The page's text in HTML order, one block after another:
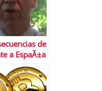
de
a EspaÃ±a